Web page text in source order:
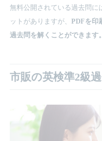
無料公開されている過去問に
ットがありますが、 PDFを印
過去問を解くことができます。
市販の英検準2級